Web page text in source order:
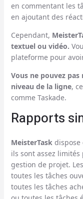
en commentant les
en ajoutant des
Cependant,
textuel ou vidéo.
plateforme pour
Vous ne pouvez
niveau de la ligne,
comme Taskade.
Rapports
MeisterTask dispose
ils sont assez limités
gestion de projet.
toutes les tâches
toutes les tâches